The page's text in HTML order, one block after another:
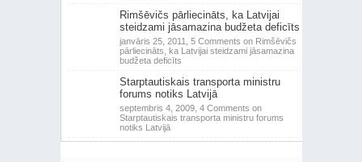
Rimšēvičs pārliecināts, ka Latvijai
steidzami jāsamazina budžeta deficīts
janvāris 25, 2011, 5 Comments on Rimšēvičs
pārliecināts, ka Latvijai steidzami jāsamazina
budžeta deficīts
Starptautiskais transporta ministru
forums notiks Latvijā
septembris 4, 2009, 4 Comments on
Starptautiskais transporta ministru forums
notiks Latvijā